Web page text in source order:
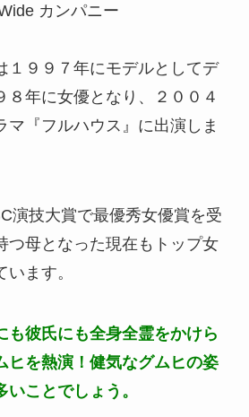
カンパニー
１９９７年にモデルとしてデ
８年に女優となり、２００４
マ『フルハウス』に出演しま
演技大賞で最優秀女優賞を受
つ母となった現在もトップ女
ます。
も彼氏にも全身全霊をかけら
ヒを熱演！健気なグムヒの姿
ことでしょう。